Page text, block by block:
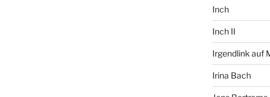
Inch
Inch II
Irgendlink auf
Irina Bach